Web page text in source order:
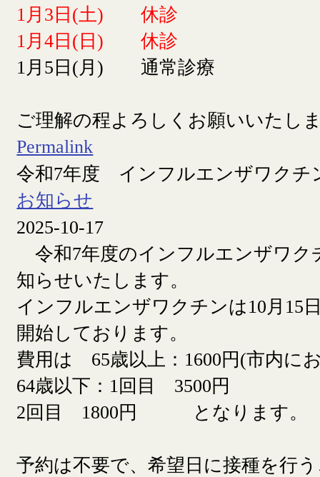
1月3日(土) 休診
1月4日(日) 休診
1月5日(月) 通常診療
ご理解の程よろしくお願いいたし
Permalink
令和7年度 インフルエンザワクチ
お知らせ
2025-10-17
令和7年度のインフルエンザワク
知らせいたします。
インフルエンザワクチンは10月15
開始しております。
費用は 65歳以上：1600円(市内に
64歳以下：1回目 3500円
2回目 1800円 となります。
予約は不要で、希望日に接種を行